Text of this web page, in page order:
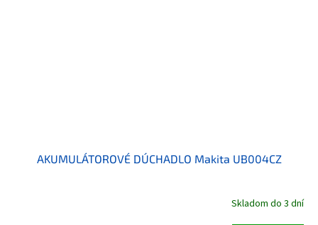
AKUMULÁTOROVÉ DÚCHADLO Makita UB004CZ
Skladom do 3 dní